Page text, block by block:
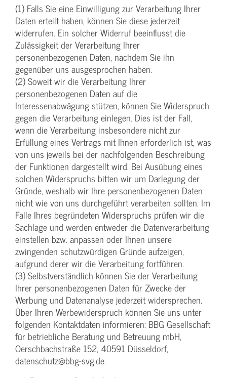
(1) Falls Sie eine Einwilligung zur Verarbeitung Ihrer
Daten erteilt haben, können Sie diese jederzeit
widerrufen. Ein solcher Widerruf beeinflusst die
Zulässigkeit der Verarbeitung Ihrer
personenbezogenen Daten, nachdem Sie ihn
gegenüber uns ausgesprochen haben.
(2) Soweit wir die Verarbeitung Ihrer
personenbezogenen Daten auf die
Interessenabwägung stützen, können Sie Widerspruch
gegen die Verarbeitung einlegen. Dies ist der Fall,
wenn die Verarbeitung insbesondere nicht zur
Erfüllung eines Vertrags mit Ihnen erforderlich ist, was
von uns jeweils bei der nachfolgenden Beschreibung
der Funktionen dargestellt wird. Bei Ausübung eines
solchen Widerspruchs bitten wir um Darlegung der
Gründe, weshalb wir Ihre personenbezogenen Daten
nicht wie von uns durchgeführt verarbeiten sollten. Im
Falle Ihres begründeten Widerspruchs prüfen wir die
Sachlage und werden entweder die Datenverarbeitung
einstellen bzw. anpassen oder Ihnen unsere
zwingenden schutzwürdigen Gründe aufzeigen,
aufgrund derer wir die Verarbeitung fortführen.
(3) Selbstverständlich können Sie der Verarbeitung
Ihrer personenbezogenen Daten für Zwecke der
Werbung und Datenanalyse jederzeit widersprechen.
Über Ihren Werbewiderspruch können Sie uns unter
folgenden Kontaktdaten informieren: BBG Gesellschaft
für betriebliche Beratung und Betreuung mbH,
Oerschbachstraße 152, 40591 Düsseldorf,
datenschutz@bbg-svg.de.